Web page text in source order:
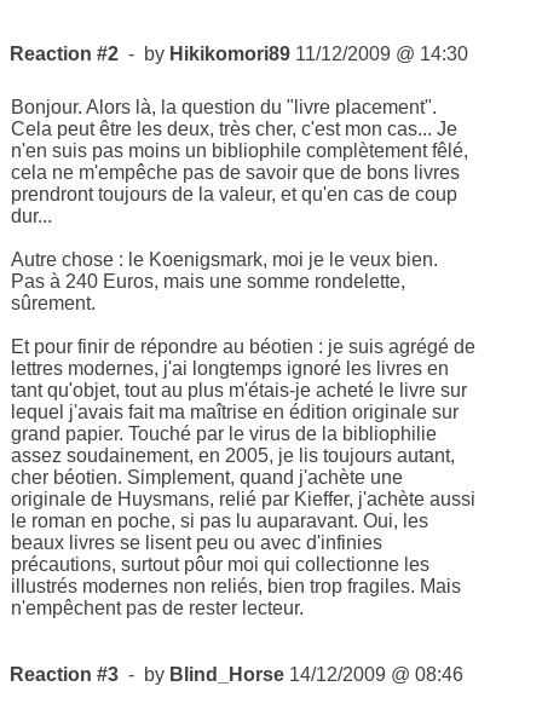
Reaction #2 - by Hikikomori89 11/12/2009 @ 14:30
Bonjour. Alors là, la question du "livre placement".
Cela peut être les deux, très cher, c'est mon cas... Je
n'en suis pas moins un bibliophile complètement fêlé,
cela ne m'empêche pas de savoir que de bons livres
prendront toujours de la valeur, et qu'en cas de coup
dur...
Autre chose : le Koenigsmark, moi je le veux bien.
Pas à 240 Euros, mais une somme rondelette,
sûrement.
Et pour finir de répondre au béotien : je suis agrégé de
lettres modernes, j'ai longtemps ignoré les livres en
tant qu'objet, tout au plus m'étais-je acheté le livre sur
lequel j'avais fait ma maîtrise en édition originale sur
grand papier. Touché par le virus de la bibliophilie
assez soudainement, en 2005, je lis toujours autant,
cher béotien. Simplement, quand j'achète une
originale de Huysmans, relié par Kieffer, j'achète aussi
le roman en poche, si pas lu auparavant. Oui, les
beaux livres se lisent peu ou avec d'infinies
précautions, surtout pôur moi qui collectionne les
illustrés modernes non reliés, bien trop fragiles. Mais
n'empêchent pas de rester lecteur.
Reaction #3 - by Blind_Horse 14/12/2009 @ 08:46